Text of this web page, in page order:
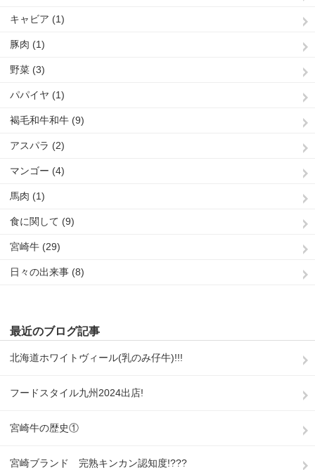
キャビア (1)
豚肉 (1)
野菜 (3)
パパイヤ (1)
褐毛和牛和牛 (9)
アスパラ (2)
マンゴー (4)
馬肉 (1)
食に関して (9)
宮崎牛 (29)
日々の出来事 (8)
最近のブログ記事
北海道ホワイトヴィール(乳のみ仔牛)!!!
フードスタイル九州2024出店!
宮崎牛の歴史①
宮崎ブランド 完熟キンカン認知度!???